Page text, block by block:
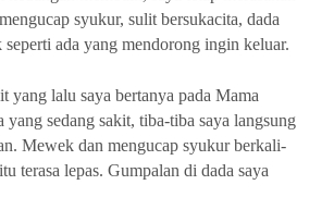
syukur, sulit bersukacita, dada
seperti ada yang mendorong ingin keluar.
yang lalu saya bertanya pada Mama
yang sedang sakit, tiba-tiba saya langsung
Mewek dan mengucap syukur berkali-
terasa lepas. Gumpalan di dada saya